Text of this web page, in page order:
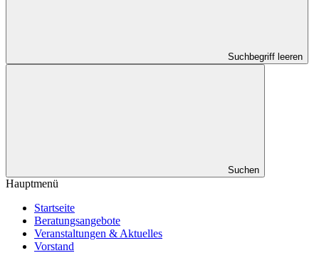
Suchbegriff leeren
Suchen
Hauptmenü
Startseite
Beratungsangebote
Veranstaltungen & Aktuelles
Vorstand